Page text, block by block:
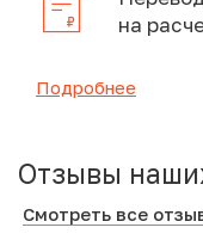
на
Подробнее
Отзывы
Смотреть все